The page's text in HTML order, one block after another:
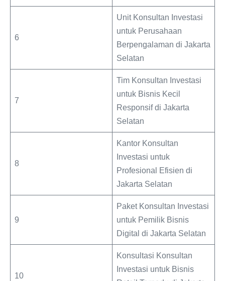
6
Unit Konsultan Investasi
untuk Perusahaan
Berpengalaman di Jakarta
Selatan
7
Tim Konsultan Investasi
untuk Bisnis Kecil
Responsif di Jakarta
Selatan
8
Kantor Konsultan
Investasi untuk
Profesional Efisien di
Jakarta Selatan
9
Paket Konsultan Investasi
untuk Pemilik Bisnis
Digital di Jakarta Selatan
10
Konsultasi Konsultan
Investasi untuk Bisnis